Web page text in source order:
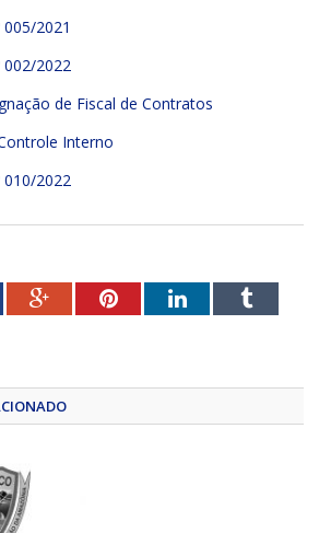
2021
002/2022
de Fiscal de Contratos
Interno
010/2022
Google+PinterestLinkedInTumblr